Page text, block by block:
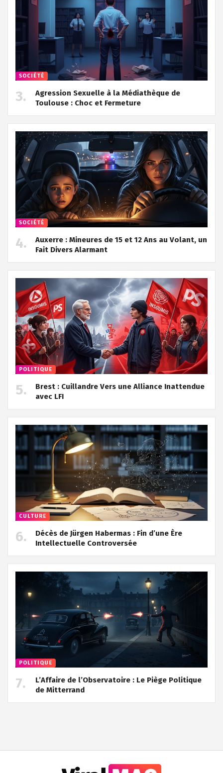
SOCIÉTÉ
Agression Sexuelle à la Médiathèque de
Toulouse : Choc et Fermeture
SOCIÉTÉ
Auxerre : Mineures de 15 et 12 Ans au Volant, un
Fait Divers Alarmant
POLITIQUE
Brest : Cuillandre Vers une Alliance Inattendue
avec LFI
CULTURE
Décès de Jürgen Habermas : Fin d’une Ère
Intellectuelle Controversée
POLITIQUE
L’Affaire de l’Observatoire : Le Piège Politique
de Mitterrand